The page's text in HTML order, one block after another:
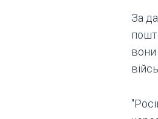
За
вони